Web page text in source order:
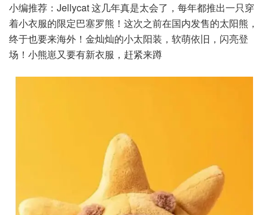
小编推荐：Jellycat 这几年真是太会了，每年都推出一只穿
着小衣服的限定巴塞罗熊！这次之前在国内发售的太阳熊，
终于也要来海外！金灿灿的小太阳装，软萌依旧，闪亮登
场！小熊崽又要有新衣服，赶紧来蹲